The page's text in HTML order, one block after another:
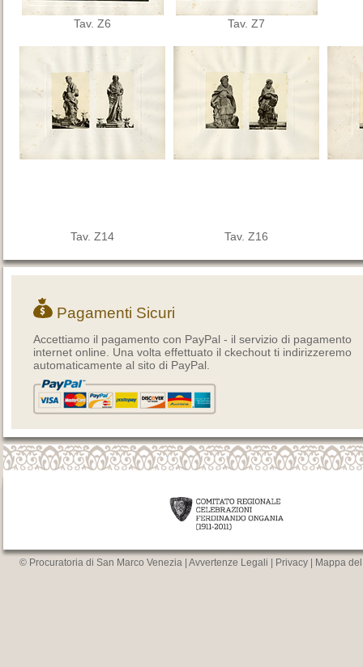
Tav. Z6 Tav. Z7
Tav. Z14 Tav. Z16
Pagamenti Sicuri
Accettiamo il pagamento con PayPal - il servizio di pagamento
internet online. Una volta effettuato il ckechout ti indirizzeremo
automaticamente al sito di PayPal.
© Procuratoria di San Marco Venezia | Avvertenze Legali Privacy Mappa